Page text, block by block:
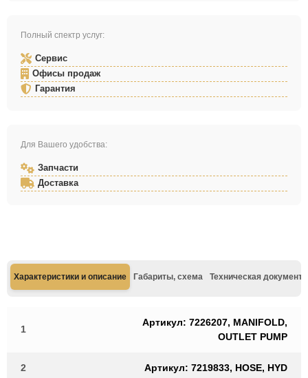
Полный спектр услуг:
Сервис
Офисы продаж
Гарантия
Для Вашего удобства:
Запчасти
Доставка
Характеристики и описание Габариты, схема Техническая
1
Артикул: 7226207, MANIFOLD,
OUTLET PUMP
2 Артикул: 7219833, HOSE, HYD